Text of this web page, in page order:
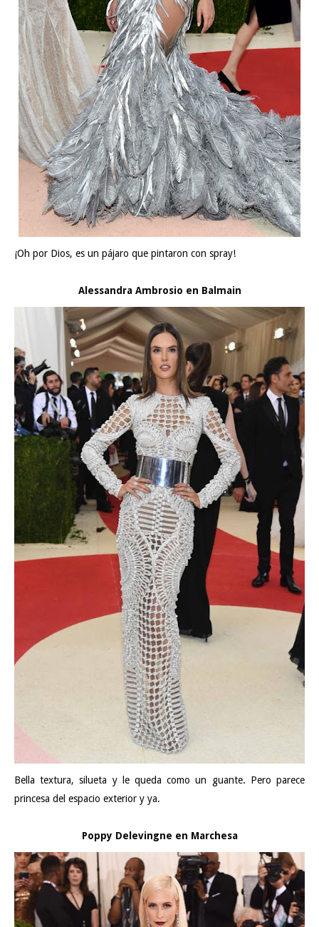
¡Oh por Dios, es un pájaro que pintaron con spray!
Alessandra Ambrosio en Balmain
Bella textura, silueta y le queda como un guante. Pero parece
princesa del espacio exterior y ya.
Poppy Delevingne en Marchesa